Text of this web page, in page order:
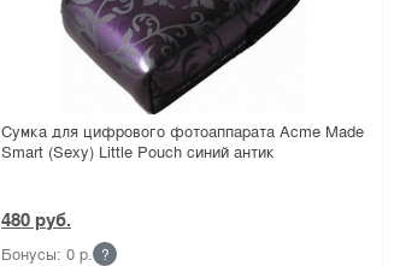
Сумка для цифрового фотоаппарата Acme Made
Smart (Sexy) Little Pouch синий антик
480 руб.
Бонусы: 0 р. ?